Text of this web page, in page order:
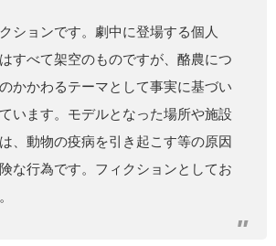
ションです。劇中に登場する個人
すべて架空のものですが、酪農につ
かかわるテーマとして事実に基づい
います。モデルとなった場所や施設
、動物の疫病を引き起こす等の原因
な行為です。フィクションとしてお